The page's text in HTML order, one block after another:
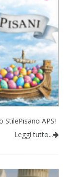
StilePisano APS!
Leggi tutto...